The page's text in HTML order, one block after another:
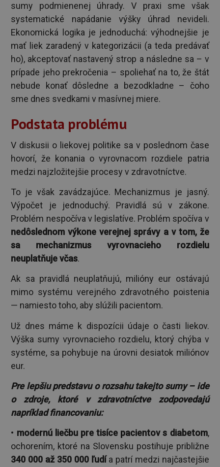
sumy podmienenej úhrady. V praxi sme však
systematické napádanie výšky úhrad nevideli.
Ekonomická logika je jednoduchá: výhodnejšie je
mať liek zaradený v kategorizácii (a teda predávať
ho), akceptovať nastavený strop a následne sa – v
prípade jeho prekročenia – spoliehať na to, že štát
nebude konať dôsledne a bezodkladne – čoho
sme dnes svedkami v masívnej miere.
Podstata problému
V diskusii o liekovej politike sa v poslednom čase
hovorí, že konania o vyrovnacom rozdiele patria
medzi najzložitejšie procesy v zdravotníctve.
To je však zavádzajúce. Mechanizmus je jasný.
Výpočet je jednoduchý. Pravidlá sú v zákone.
Problém nespočíva v legislatíve. Problém spočíva v
nedôslednom výkone verejnej správy a v tom, že
sa mechanizmus vyrovnacieho rozdielu
neuplatňuje včas.
Ak sa pravidlá neuplatňujú, milióny eur ostávajú
mimo systému verejného zdravotného poistenia
— namiesto toho, aby slúžili pacientom.
Už dnes máme k dispozícii údaje o časti liekov.
Výška sumy vyrovnacieho rozdielu, ktorý chýba v
systéme, sa pohybuje na úrovni desiatok miliónov
eur.
Pre lepšiu predstavu o rozsahu takejto sumy – ide
o zdroje, ktoré v zdravotníctve zodpovedajú
napríklad financovaniu:
• modernú liečbu pre tisíce pacientov s diabetom,
ochorením, ktoré na Slovensku postihuje približne
340 000 až 350 000 ľudía patrí medzi najčastejšie